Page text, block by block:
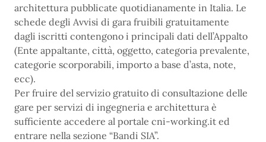
architettura pubblicate quotidianamente in Italia. Le
schede degli Avvisi di gara fruibili gratuitamente
dagli iscritti contengono i principali dati dell’Appalto
(Ente appaltante, città, oggetto, categoria prevalente,
categorie scorporabili, importo a base d’asta, note,
ecc).
Per fruire del servizio gratuito di consultazione delle
gare per servizi di ingegneria e architettura è
sufficiente accedere al portale cni-working.it ed
entrare nella sezione “Bandi SIA”.